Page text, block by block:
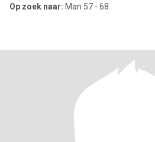
Op zoek naar: Man 57 - 68